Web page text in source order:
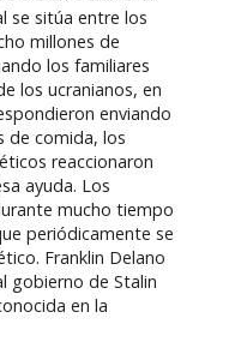
se sitúa entre los
millones de
los familiares
los ucranianos, en
enviando
de comida, los
reaccionaron
ayuda. Los
mucho tiempo
periódicamente se
Franklin Delano
gobierno de Stalin
en la